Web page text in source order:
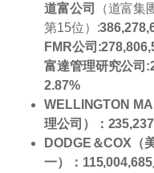
道富公司
（道富
第15位）:
FMR公司
富達管理研究公司
2.87%
WELLINGTON
理公司）：
DODGE＆COX（
一）：